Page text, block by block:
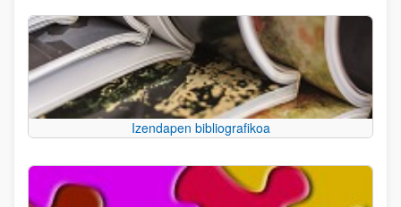
Izendapen bibliografikoa